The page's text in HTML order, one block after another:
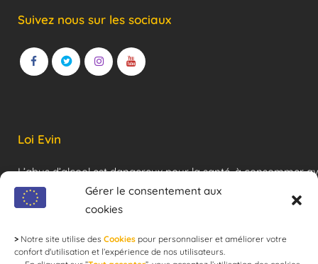
Gérer le consentement aux
cookies
> Notre site utilise des Cookies pour personnaliser et améliorer votre
confort d'utilisation et l’expérience de nos utilisateurs.
Suivez nous sur les sociaux
Loi Evin
L’abus d’alcool est dangereux pour la santé, à consommer
modération !
Newsletter